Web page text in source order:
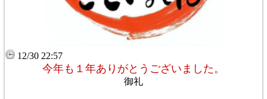
12/30 22:57
今年も１年ありがとうございました。
御礼